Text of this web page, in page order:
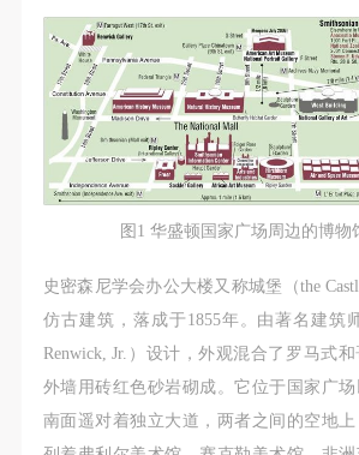
图1 华盛顿国家广场周边的博物
史密森尼学会办公大楼又称城堡（the
仿古建筑，落成于1855年。由著名建筑
Renwick, Jr.）设计，外观混合了罗马式
外墙用砖红色砂岩砌成。它位于国家广场
南面遥对着独立大道，两者之间的空地
院美术馆与时代同行，努力塑造一
术的空间氛围，竭诚与各单位、企业
和观众进行良好互动。以学院的学
极策划国际、国内多视角、多领域的
共教育活动，为美院师生、中外艺术
提供一个交流、学习、展示的平台。
单位，其开展的公共教育活动以学术
（3）、乙方为甲方拍摄中央美术学
有公教活动。
二、拍摄内容、使用形式、使用地域
（1）、拍摄内容 乙方拍摄的带有甲
容包括：①中央美术学院美术馆②中
院美术馆与时代同行，努力塑造一
术的空间氛围，竭诚与各单位、企业
和观众进行良好互动。以学院的学
极策划国际、国内多视角、多领域的
共教育活动，为美院师生、中外艺术
提供一个交流、学习、展示的平台。
单位，其开展的公共教育活动以学术
（3）、乙方为甲方拍摄中央美术学
有公教活动。
二、拍摄内容、使用形式、使用地域
（1）、拍摄内容 乙方拍摄的带有甲
容包括：①中央美术学院美术馆②中
院美术馆与时代同行，努力塑造一
术的空间氛围，竭诚与各单位、企业
和观众进行良好互动。以学院的学
极策划国际、国内多视角、多领域的
共教育活动，为美院师生、中外艺术
提供一个交流、学习、展示的平台。
单位，其开展的公共教育活动以学术
（3）、乙方为甲方拍摄中央美术学
有公教活动。
二、拍摄内容、使用形式、使用地域
（1）、拍摄内容 乙方拍摄的带有甲
容包括：①中央美术学院美术馆②中